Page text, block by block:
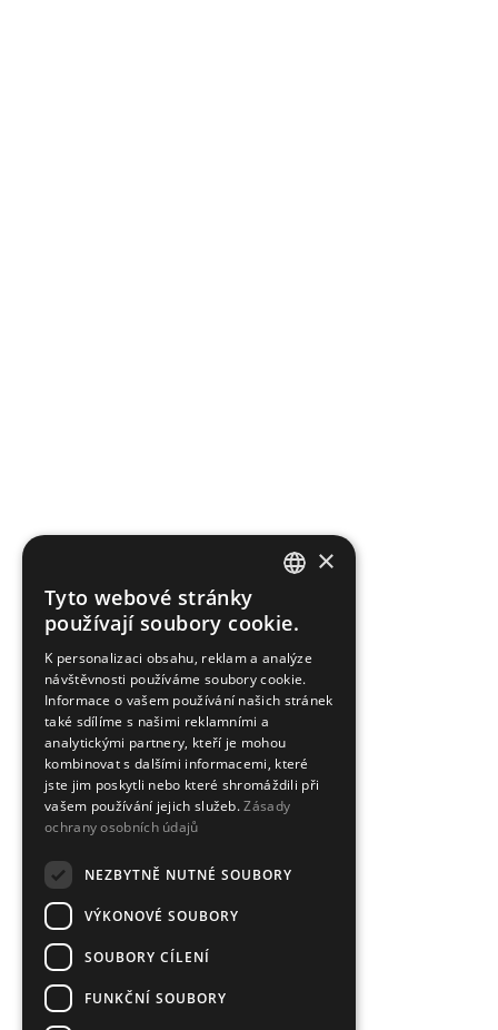
×
Tyto webové stránky
používají soubory cookie.
K personalizaci obsahu, reklam a analýze
návštěvnosti používáme soubory cookie.
Informace o vašem používání našich stránek
také sdílíme s našimi reklamními a
analytickými partnery, kteří je mohou
kombinovat s dalšími informacemi, které
jste jim poskytli nebo které shromáždili při
vašem používání jejich služeb.Zásady
ochrany osobních údajů
NEZBYTNĚ NUTNÉ SOUBORY
VÝKONOVÉ SOUBORY
SOUBORY CÍLENÍ
FUNKČNÍ SOUBORY